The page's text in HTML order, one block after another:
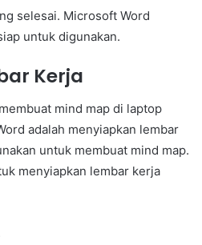
selesai. Microsoft Word
untuk digunakan.
Kerja
mind map di laptop
adalah menyiapkan lembar
untuk membuat mind map.
menyiapkan lembar kerja